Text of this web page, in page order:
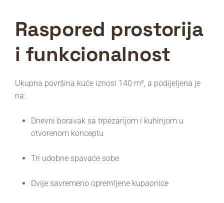
Raspored prostorija
i funkcionalnost
Ukupna površina kuće iznosi 140 m², a podijeljena je
na:
Dnevni boravak sa trpezarijom i kuhinjom u
otvorenom konceptu
Tri udobne spavaće sobe
Dvije savremeno opremljene kupaonice